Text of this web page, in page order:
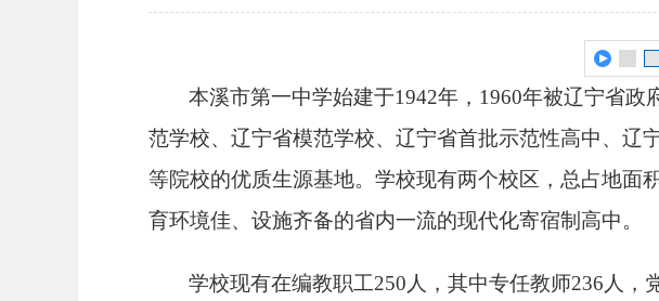
本溪市第一中学始建于1942年，1960年被辽宁省
范学校、辽宁省模范学校、辽宁省首批示范性高中、辽
等院校的优质生源基地。学校现有两个校区，总占地面
育环境佳、设施齐备的省内一流的现代化寄宿制高中。
学校现有在编教职工250 人，其中专任教师236 人，